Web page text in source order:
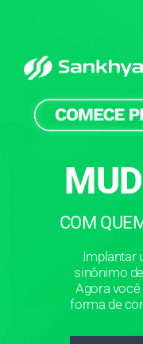
COM
Implantar
sinônimo
Agora
forma de